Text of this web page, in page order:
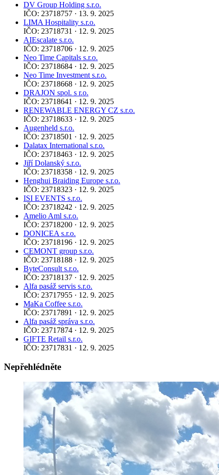
DV Group Holding s.r.o.
IČO: 23718757 · 13. 9. 2025
LIMA Hospitality s.r.o.
IČO: 23718731 · 12. 9. 2025
AIEscalate s.r.o.
IČO: 23718706 · 12. 9. 2025
Neo Time Capitals s.r.o.
IČO: 23718684 · 12. 9. 2025
Neo Time Investment s.r.o.
IČO: 23718668 · 12. 9. 2025
DRAJON spol. s r.o.
IČO: 23718641 · 12. 9. 2025
RENEWABLE ENERGY CZ s.r.o.
IČO: 23718633 · 12. 9. 2025
Augenheld s.r.o.
IČO: 23718501 · 12. 9. 2025
Dalatax International s.r.o.
IČO: 23718463 · 12. 9. 2025
Jiří Dolanský s.r.o.
IČO: 23718358 · 12. 9. 2025
Henghui Braiding Europe s.r.o.
IČO: 23718323 · 12. 9. 2025
ISI EVENTS s.r.o.
IČO: 23718242 · 12. 9. 2025
Amelio Aml s.r.o.
IČO: 23718200 · 12. 9. 2025
DONICEA s.r.o.
IČO: 23718196 · 12. 9. 2025
CEMONT group s.r.o.
IČO: 23718188 · 12. 9. 2025
ByteConsult s.r.o.
IČO: 23718137 · 12. 9. 2025
Alfa pasáž servis s.r.o.
IČO: 23717955 · 12. 9. 2025
MaKa Coffee s.r.o.
IČO: 23717891 · 12. 9. 2025
Alfa pasáž správa s.r.o.
IČO: 23717874 · 12. 9. 2025
GIFTE Retail s.r.o.
IČO: 23717831 · 12. 9. 2025
Nepřehlédněte